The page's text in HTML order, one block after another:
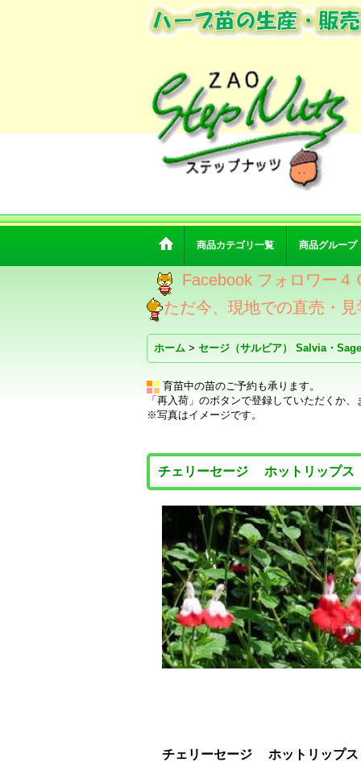
商品カテゴリ一覧 商品グループ
Facebook フォロワー
ただ今、現地での直売・
ホーム > セージ（サルビア） Salvia・Sage
育苗中の苗のご予約も承ります。
「再入荷」のボタンで登録していただくか
※写真はイメージです。
チェリーセージ ホットリップ
チェリーセージ ホットリッ